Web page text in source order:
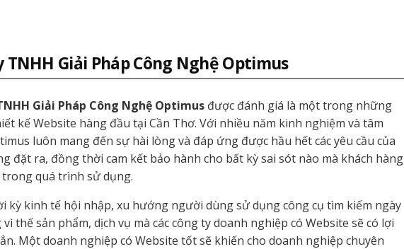
TNHH Giải Pháp Công Nghệ Optimus
Giải Pháp Công Nghệ Optimus được đánh giá là một trong những
kế Website hàng đầu tại Cần Thơ. Với nhiều năm kinh nghiệm và tâm
luôn mang đến sự hài lòng và đáp ứng được hầu hết các yêu cầu của
đặt ra, đồng thời cam kết bảo hành cho bất kỳ sai sót nào mà khách hàng
quá trình sử dụng.
kỳ kinh tế hội nhập, xu hướng người dùng sử dụng công cụ tìm kiếm ngày
thế sản phẩm, dịch vụ mà các công ty doanh nghiệp có Website sẽ có lợi
Một doanh nghiệp có Website tốt sẽ khiến cho doanh nghiệp chuyên